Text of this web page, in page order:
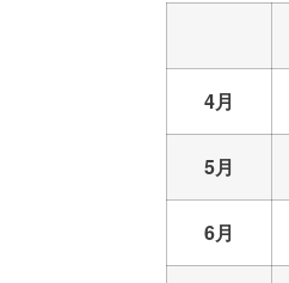
4月
5月
6月